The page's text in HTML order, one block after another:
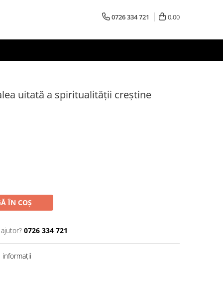
0726 334 721 0,00
uitată a spiritualității creștine
ÎN COȘ
0726 334 721